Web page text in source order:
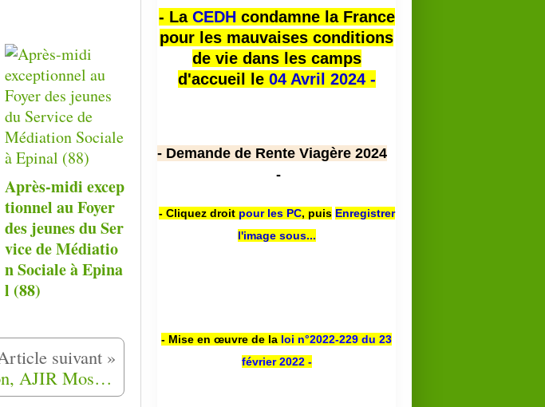
Après-midi excep
tionnel au Foyer
des jeunes du Ser
vice de Médiatio
n Sociale à Epina
l (88)
Première édition, AJIR Moselle organise une marche solidaire "sur les chemins de la résilience" à Metz (57)
- La CEDHcondamne la France
pour les mauvaises conditions
de vie dans les camps
d'accueil le 04 Avril 2024 -
- Demande de Rente Viagère 2024
-
- Cliquez droit pour les PC, puis Enregistrer
l'image sous...
- Mise en œuvre de la loi n°2022-229 du 23
février 2022 -